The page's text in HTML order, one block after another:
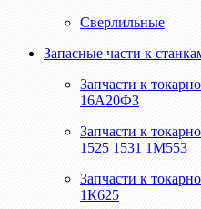
Сверлильные
Запасные части к
Запчасти к
16А20Ф3
Запчасти к
1525 1531 1М553
Запчасти к
1К625